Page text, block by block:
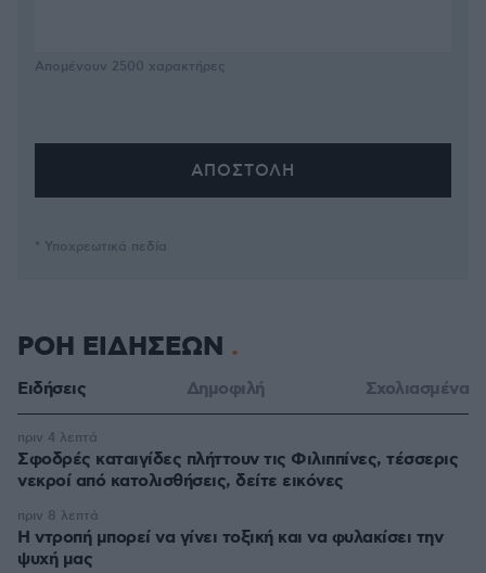
Απομένουν 2500 χαρακτήρες
* Υποχρεωτικά πεδία
ΡΟΗ ΕΙΔΗΣΕΩΝ
Ειδήσεις Δημοφιλή Σχολιασμένα
Σφοδρές καταιγίδες πλήττουν τις Φιλιππίνες, τέσσερις
νεκροί από κατολισθήσεις, δείτε εικόνες
πριν 4 λεπτά
Η ντροπή μπορεί να γίνει τοξική και να φυλακίσει την
ψυχή μας
πριν 8 λεπτά